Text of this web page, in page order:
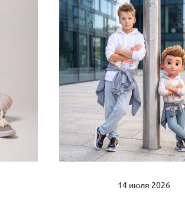
14 июля 2026